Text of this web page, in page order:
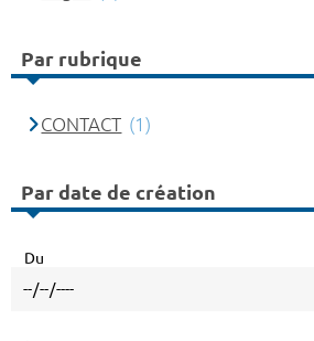
Par rubrique
CONTACT (1)
Par date de création
Du